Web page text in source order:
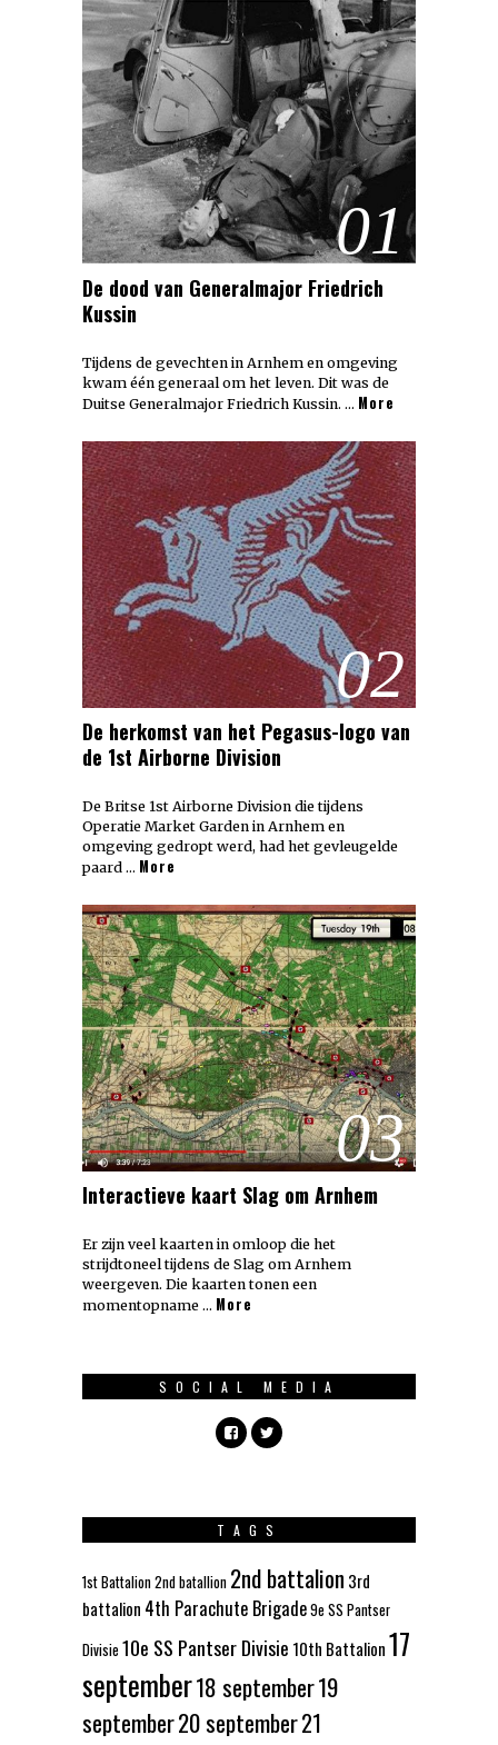
01
De dood van Generalmajor Friedrich
Kussin
Tijdens de gevechten in Arnhem en omgeving
kwam één generaal om het leven. Dit was de
Duitse Generalmajor Friedrich Kussin. … More
02
De herkomst van het Pegasus-logo van
de 1st Airborne Division
De Britse 1st Airborne Division die tijdens
Operatie Market Garden in Arnhem en
omgeving gedropt werd, had het gevleugelde
paard … More
03
Interactieve kaart Slag om Arnhem
Er zijn veel kaarten in omloop die het
strijdtoneel tijdens de Slag om Arnhem
weergeven. Die kaarten tonen een
momentopname … More
SOCIAL MEDIA
TAGS
1st Battalion2nd batallion 2nd battalion 3rd
battalion 4th Parachute Brigade9e SS Pantser
Divisie 10e SS Pantser Divisie 10th Battalion17
september18 september19
september20 september21